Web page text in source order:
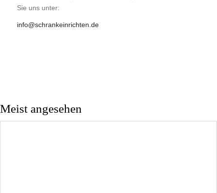
Sie uns unter:
info@schrankeinrichten.de
Meist angesehen